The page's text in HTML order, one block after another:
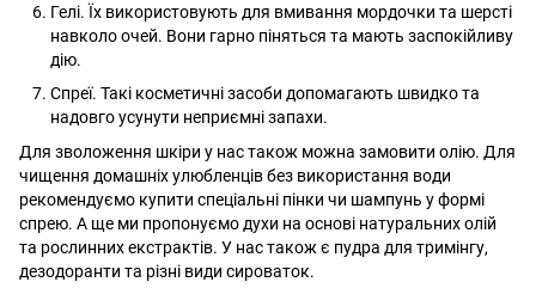
Гелі. Їх використовують для вмивання мордочки та шерсті
навколо очей. Вони гарно піняться та мають заспокійливу
дію.
Спреї. Такі косметичні засоби допомагають швидко та
надовго усунути неприємні запахи.
Для зволоження шкіри у нас також можна замовити олію. Для
чищення домашніх улюбленців без використання води
рекомендуємо купити спеціальні пінки чи шампунь у формі
спрею. А ще ми пропонуємо духи на основі натуральних олій
та рослинних екстрактів. У нас також є пудра для тримінгу,
дезодоранти та різні види сироваток.